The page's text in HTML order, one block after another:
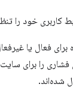
کاربری خود را
برای فعال یا
فشاری را برای
شده‌اند.